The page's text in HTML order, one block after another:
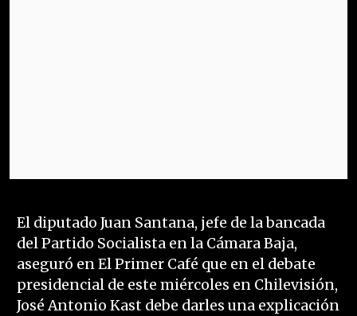
El diputado Juan Santana, jefe de la bancada
del Partido Socialista en la Cámara Baja,
aseguró en El Primer Café que en el debate
presidencial de este miércoles en Chilevisión,
José Antonio Kast debe darles una explicación